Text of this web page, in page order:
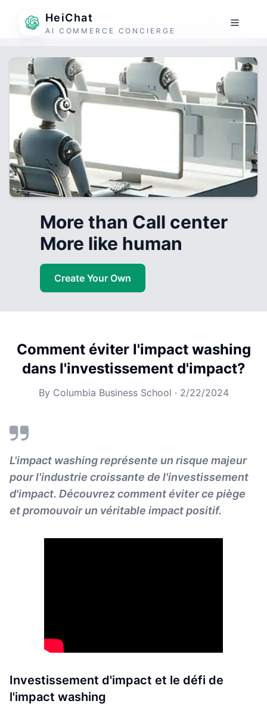
HeiChat
AI COMMERCE CONCIERGE
More than Call center
More like human
Create Your Own
Comment éviter l'impact washing
dans l'investissement d'impact?
By Columbia Business School · 2/22/2024
L'impact washing représente un risque majeur
pour l'industrie croissante de l'investissement
d'impact. Découvrez comment éviter ce piège
et promouvoir un véritable impact positif.
Investissement d'impact et le défi de
l'impact washing